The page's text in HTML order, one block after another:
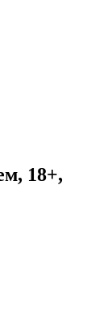
18+,